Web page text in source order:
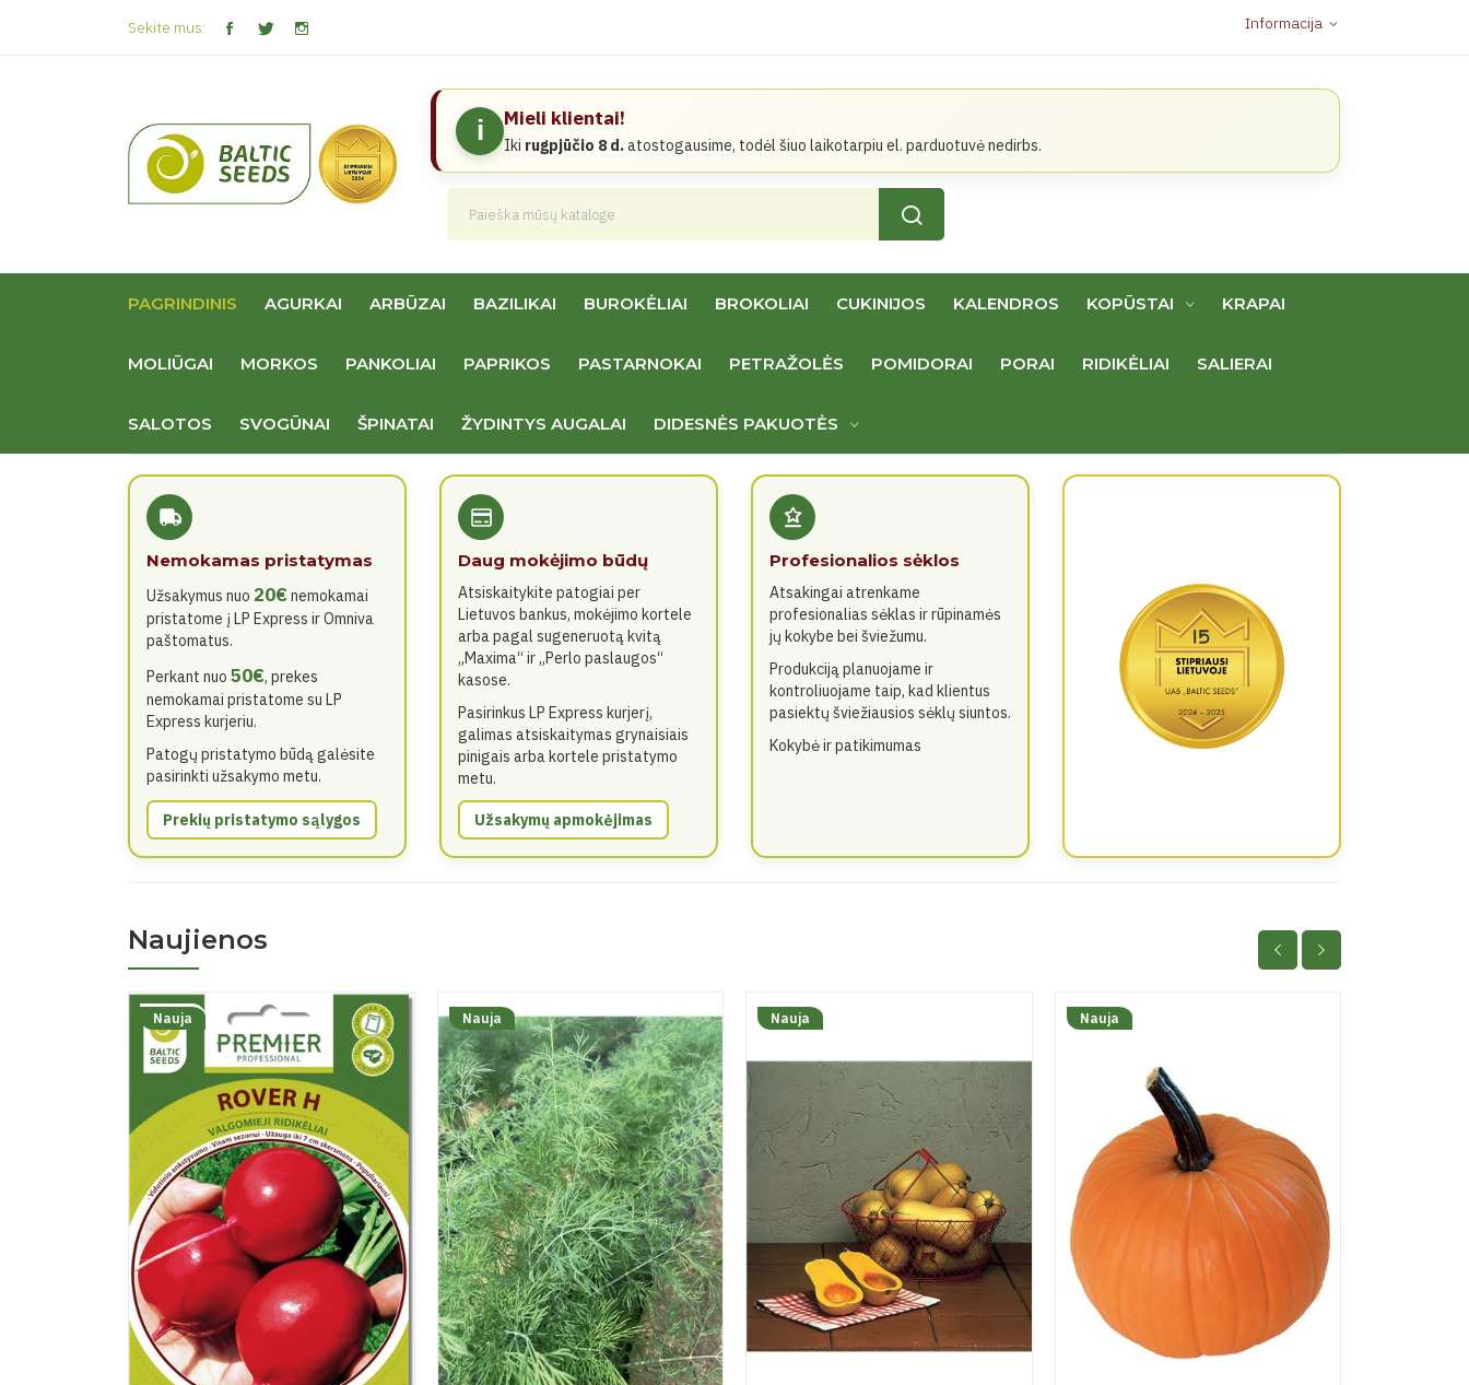
Sekite mus: Informacija expand_more
i Mieli klientai!
Iki rugpjūčio 8 d.atostogausime, todėl šiuo laikotarpiu el. parduotuvė nedirbs.
PAGRINDINIS AGURKAI ARBŪZAI BAZILIKAI BUROKĖLIAI BROKOLIAI CUKINIJOS KALENDROS KOPŪSTAI KRAPAI
MOLIŪGAI MORKOS PANKOLIAI PAPRIKOS PASTARNOKAI PETRAŽOLĖS POMIDORAI PORAI RIDIKĖLIAI SALIERAI
SALOTOS SVOGŪNAI ŠPINATAI ŽYDINTYS AUGALAI DIDESNĖS PAKUOTĖS
Nemokamas pristatymas
Užsakymus nuo 20€nemokamai
pristatome į LP Express ir Omniva
paštomatus.
Perkant nuo 50€, prekes
nemokamai pristatome su LP
Express kurjeriu.
Patogų pristatymo būdą galėsite
pasirinkti užsakymo metu.
Prekių pristatymo sąlygos
Daug mokėjimo būdų
Atsiskaitykite patogiai per
Lietuvos bankus, mokėjimo kortele
arba pagal sugeneruotą kvitą
„Maxima“ ir „Perlo paslaugos“
kasose.
Pasirinkus LP Express kurjerį,
galimas atsiskaitymas grynaisiais
pinigais arba kortele pristatymo
metu.
Užsakymų apmokėjimas
Profesionalios sėklos
Atsakingai atrenkame
profesionalias sėklas ir rūpinamės
jų kokybe bei šviežumu.
Produkciją planuojame ir
kontroliuojame taip, kad klientus
pasiektų šviežiausios sėklų siuntos.
Kokybė ir patikimumas
Naujienos
Nauja Nauja Nauja Nauja